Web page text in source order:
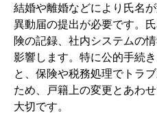
結婚や離婚などにより氏名
異動届の提出が必要です。
険の記録、社内システムの
影響します。特に公的手続
と、保険や税務処理でトラ
ため、戸籍上の変更とあわ
大切です。